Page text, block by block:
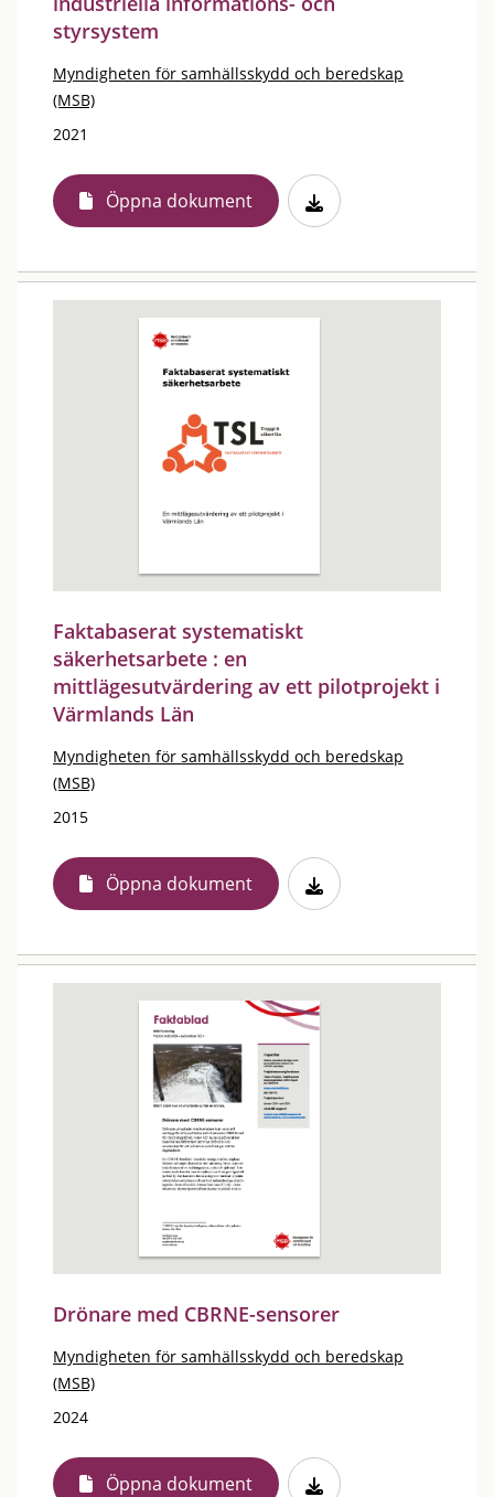
styrsystem
Myndigheten för samhällsskydd och beredskap
(MSB)
2021
Öppna dokument
Faktabaserat systematiskt
säkerhetsarbete : en
mittlägesutvärdering av ett pilotprojekt i
Värmlands Län
Myndigheten för samhällsskydd och beredskap
(MSB)
2015
Öppna dokument
Drönare med CBRNE-sensorer
Myndigheten för samhällsskydd och beredskap
(MSB)
2024
Öppna dokument